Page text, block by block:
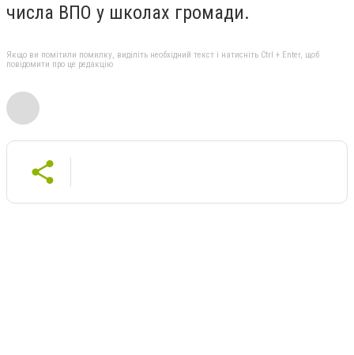
числа ВПО у школах громади.
Якщо ви помітили помилку, виділіть необхідний текст і натисніть Ctrl + Enter, щоб
повідомити про це редакцію